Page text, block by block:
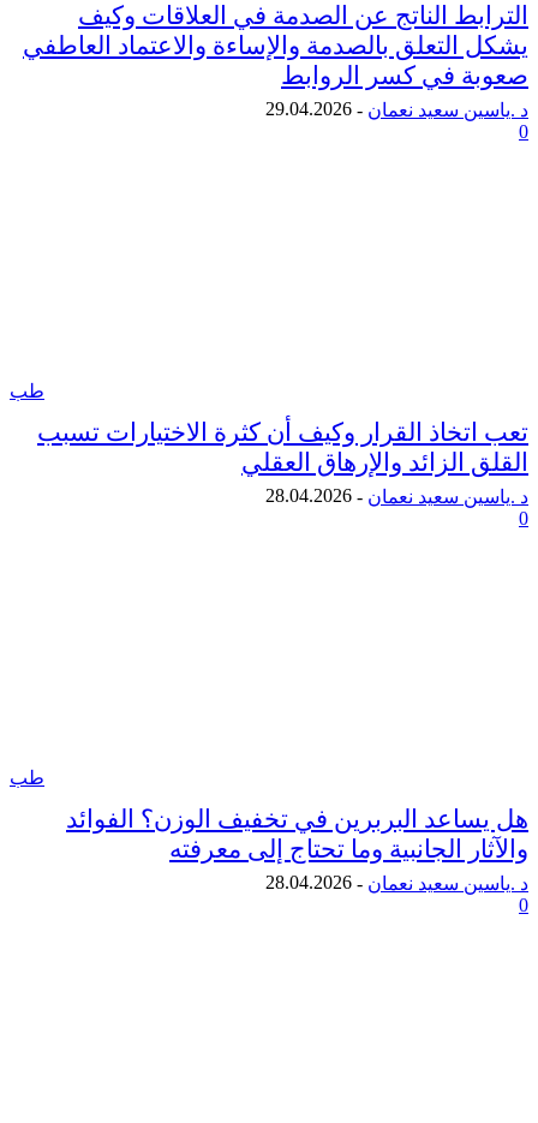
الناتج عن الصدمة في العلاقات وكيف
بالصدمة والإساءة والاعتماد العاطفي
في كسر الروابط
سعيد نعمان -
29.04.2026
القرار وكيف أن كثرة الاختيارات تسبب
والإرهاق العقلي
سعيد نعمان -
28.04.2026
البربرين في تخفيف الوزن؟ الفوائد
الجانبية وما تحتاج إلى معرفته
سعيد نعمان -
28.04.2026